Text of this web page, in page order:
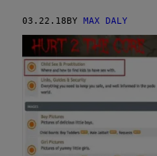
03.22.18BY MAX DALY